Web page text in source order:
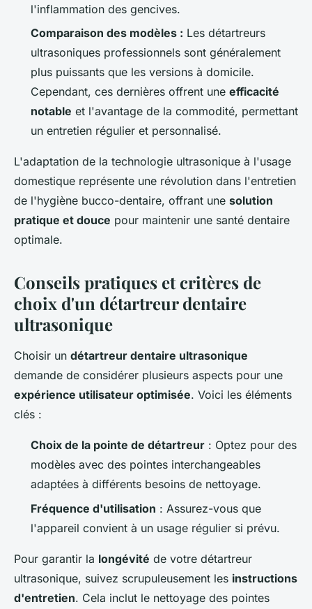
l'inflammation des gencives.
Comparaison des modèles : Les détartreurs
ultrasoniques professionnels sont généralement
plus puissants que les versions à domicile.
Cependant, ces dernières offrent une efficacité
notable et l'avantage de la commodité, permettant
un entretien régulier et personnalisé.
L'adaptation de la technologie ultrasonique à l'usage
domestique représente une révolution dans l'entretien
de l'hygiène bucco-dentaire, offrant une solution
pratique et douce pour maintenir une santé dentaire
optimale.
Conseils pratiques et critères de
choix d'un détartreur dentaire
ultrasonique
Choisir un détartreur dentaire ultrasonique
demande de considérer plusieurs aspects pour une
expérience utilisateur optimisée. Voici les éléments
clés :
Choix de la pointe de détartreur : Optez pour des
modèles avec des pointes interchangeables
adaptées à différents besoins de nettoyage.
Fréquence d'utilisation : Assurez-vous que
l'appareil convient à un usage régulier si prévu.
Pour garantir la longévité de votre détartreur
ultrasonique, suivez scrupuleusement les instructions
d'entretien. Cela inclut le nettoyage des pointes